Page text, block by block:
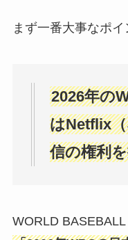
まず一番大事なポイ
2026年の
はNetflix
信の権利
WORLD